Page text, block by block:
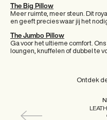
The Big Pillow
Meer ruimte, meer steun. Dit
en geeft precies waar jij het
The Jumbo Pillow
Ga voor het ultieme comfort.
loungen, knuffelen of dubbel te
Ontdek